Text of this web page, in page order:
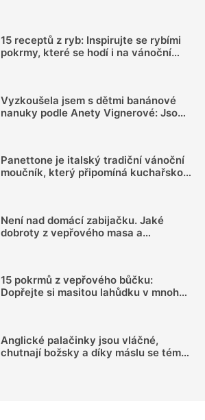
15 receptů z ryb: Inspirujte se rybími
pokrmy, které se hodí i na vánoční
Vyzkoušela jsem s dětmi banánové
nanuky podle Anety Vignerové: Jsou
Panettone je italský tradiční vánoční
moučník, který připomíná kuchařskou
Není nad domácí zabijačku. Jaké
dobroty z vepřového masa a
15 pokrmů z vepřového bůčku:
Dopřejte si masitou lahůdku v mnoha
Anglické palačinky jsou vláčné,
chutnají božsky a díky máslu se téměř